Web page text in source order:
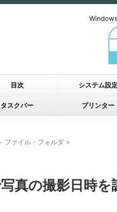
目次 システム設定
タスクバー プリンター
ファイル・フォルダ >
真の撮影日時を